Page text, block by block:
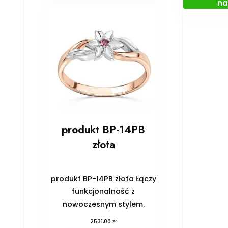
produkt BP-14PB
złota
produkt BP-14PB złota Łączy
funkcjonalność z
nowoczesnym stylem.
2531,00zł